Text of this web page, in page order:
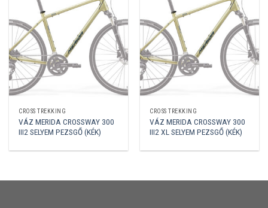
CROSS TREKKING
VÁZ MERIDA CROSSWAY 300
III2 SELYEM PEZSGŐ (KÉK)
CROSS TREKKING
VÁZ MERIDA CROSSWAY 300
III2 XL SELYEM PEZSGŐ (KÉK)